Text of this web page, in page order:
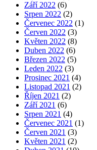
Září 2022 (6)
Srpen 2022 (2)
Červenec 2022 (1)
Červen 2022 (3)
Květen 2022 (8)
Duben 2022 (6)
Březen 2022 (5)
Leden 2022 (3)
Prosinec 2021 (4)
Listopad 2021 (2)
Říjen 2021 (2)
Září 2021 (6)
Srpen 2021 (4)
Červenec 2021 (1)
Červen 2021 (3)
Květen 2021 (2)